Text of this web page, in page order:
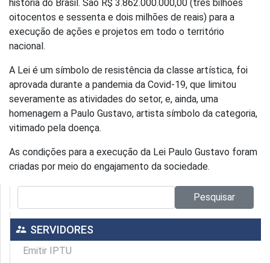
história do Brasil. São R$ 3.862.000.000,00 (três bilhões
oitocentos e sessenta e dois milhões de reais) para a
execução de ações e projetos em todo o território
nacional.
A Lei é um símbolo de resistência da classe artística, foi
aprovada durante a pandemia da Covid-19, que limitou
severamente as atividades do setor, e, ainda, uma
homenagem a Paulo Gustavo, artista símbolo da categoria,
vitimado pela doença.
As condições para a execução da Lei Paulo Gustavo foram
criadas por meio do engajamento da sociedade.
Pesquisar
supervisor_account SERVIDORES
Emitir IPTU